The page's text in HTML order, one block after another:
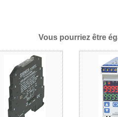
Vous pourriez être